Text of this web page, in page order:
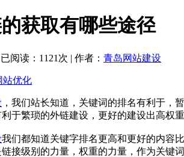
获取有哪些途径
阅读：1121次 | 作者： 青岛网站建设
站优化
，我们站长知道，关键词的排名有利于，
于繁琐的外链建设，更好的建设出高权
我们都知道关键字排名更高和更好的内容
接级别的力量，权重的力量，作为关键